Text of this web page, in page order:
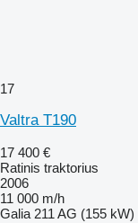
17
Valtra T190
17 400 €
Ratinis traktorius
2006
11 000 m/h
Galia 211 AG (155 kW)